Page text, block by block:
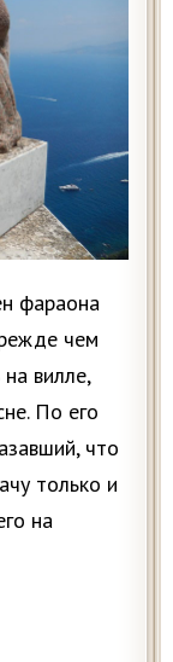
фараона
чем
вилле,
По его
что
только и
на